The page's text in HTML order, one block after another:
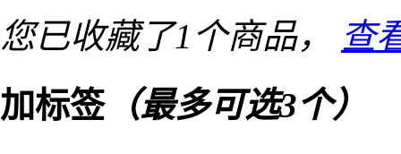
您已收藏了1 个商品，
查
加标签（最多可选3个）